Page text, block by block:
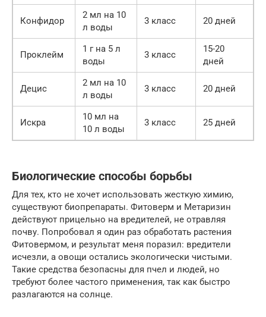
Конфидор
2 мл на 10
л воды
3 класс 20 дней
Проклейм
1 г на 5 л
воды
3 класс
15-20
дней
Децис
2 мл на 10
л воды
3 класс 20 дней
Искра
10 мл на
10 л воды
3 класс 25 дней
Биологические способы борьбы
Для тех, кто не хочет использовать жесткую химию,
существуют биопрепараты. Фитоверм и Метаризин
действуют прицельно на вредителей, не отравляя
почву. Попробовал я один раз обработать растения
Фитовермом, и результат меня поразил: вредители
исчезли, а овощи остались экологически чистыми.
Такие средства безопасны для пчел и людей, но
требуют более частого применения, так как быстро
разлагаются на солнце.